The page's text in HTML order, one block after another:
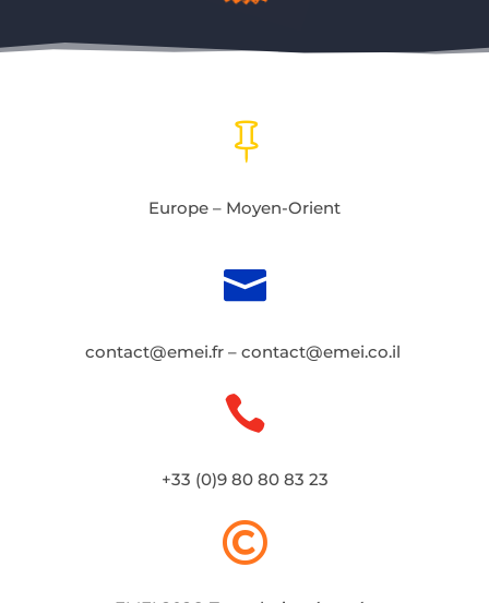

Europe – Moyen-Orient

contact@emei.fr– contact@emei.co.il

+33 (0)9 80 80 83 23
